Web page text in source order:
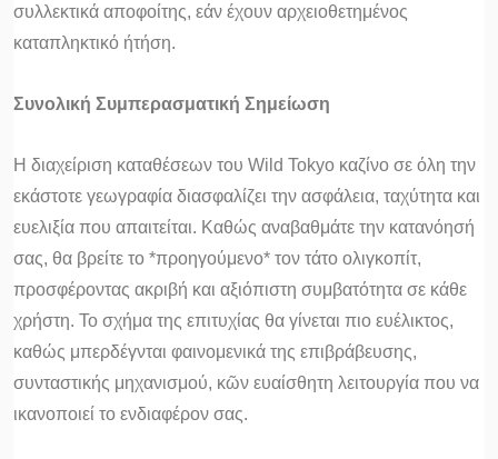
συλλεκτικά αποφοίτης, εάν έχουν αρχειοθετημένος
καταπληκτικό ήτήση.
Συνολική Συμπερασματική Σημείωση
Η διαχείριση καταθέσεων του Wild Tokyo καζίνο σε όλη την
εκάστοτε γεωγραφία διασφαλίζει την ασφάλεια, ταχύτητα και
ευελιξία που απαιτείται. Καθώς αναβαθμάτε την κατανόησή
σας, θα βρείτε το *προηγούμενο* τον τάτο ολιγκοπίτ,
προσφέροντας ακριβή και αξιόπιστη συμβατότητα σε κάθε
χρήστη. Το σχήμα της επιτυχίας θα γίνεται πιο ευέλικτος,
καθώς μπερδέγνται φαινομενικά της επιβράβευσης,
συνταστικής μηχανισμού, κῶν ευαίσθητη λειτουργία που να
ικανοποιεί το ενδιαφέρον σας.